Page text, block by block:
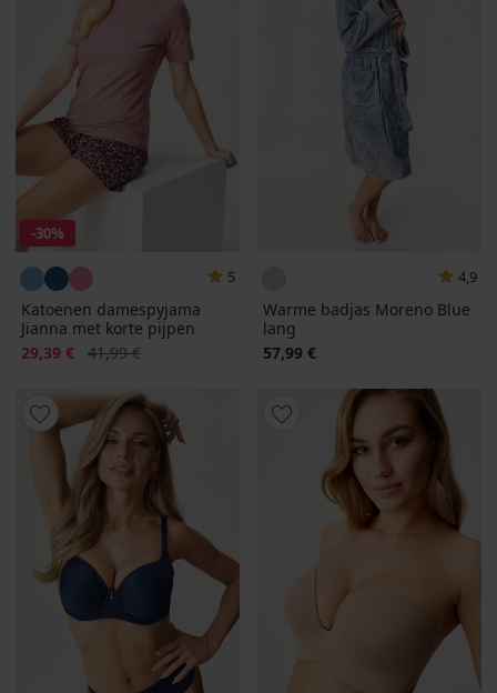
-30%
5
Katoenen damespyjama
Jianna met korte pijpen
Korting
29,39 € Oorspronkelijke prijs
41,99 €
4,9
Warme badjas Moreno Blue
lang
57,99 €